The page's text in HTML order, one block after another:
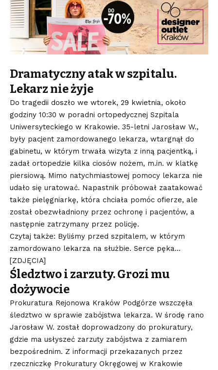
Dramatyczny atak w szpitalu.
Lekarz nie żyje
Do tragedii doszło we wtorek, 29 kwietnia, około
godziny 10:30 w poradni ortopedycznej Szpitala
Uniwersyteckiego w Krakowie. 35-letni Jarosław W.,
były pacjent zamordowanego lekarza, wtargnął do
gabinetu, w którym trwała wizyta z inną pacjentką, i
zadał ortopedzie kilka ciosów nożem, m.in. w klatkę
piersiową. Mimo natychmiastowej pomocy lekarza nie
udało się uratować. Napastnik próbował zaatakować
także pielęgniarkę, która chciała pomóc ofierze, ale
został obezwładniony przez ochronę i pacjentów, a
następnie zatrzymany przez policję.
Czytaj także: Byliśmy przed szpitalem, w którym
zamordowano lekarza na służbie. Serce pęka…
[ZDJĘCIA]
Śledztwo i zarzuty. Grozi mu
dożywocie
Prokuratura Rejonowa Kraków Podgórze wszczęła
śledztwo w sprawie zabójstwa lekarza. W środę rano
Jarosław W. został doprowadzony do prokuratury,
gdzie ma usłyszeć zarzuty zabójstwa z zamiarem
bezpośrednim. Z informacji przekazanych przez
rzeczniczkę Prokuratury Okręgowej w Krakowie